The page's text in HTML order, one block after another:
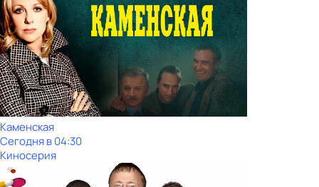
Каменская
Сегодня в 04:30
Киносерия